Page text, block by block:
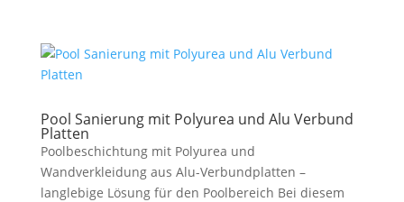
Pool Sanierung mit Polyurea und Alu Verbund
Platten
Poolbeschichtung mit Polyurea und
Wandverkleidung aus Alu-Verbundplatten –
langlebige Lösung für den Poolbereich Bei diesem